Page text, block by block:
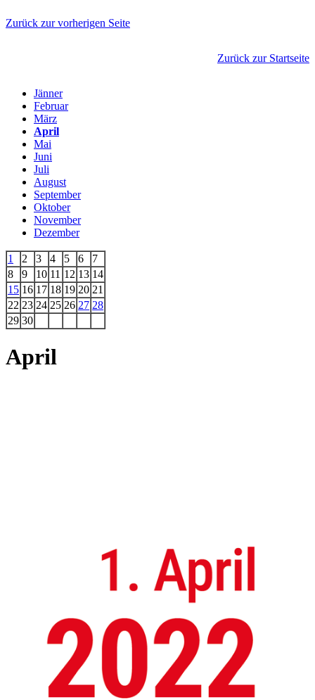
Zurück zur vorherigen Seite
Zurück zur Startseite
Jänner
Februar
März
April
Mai
Juni
Juli
August
September
Oktober
November
Dezember
1 2 3 4 5 6
7
8
9 10 11 12 13 14
15 16 17 18 19 20 21
22 23 24 25 26 27 28
29 30
April